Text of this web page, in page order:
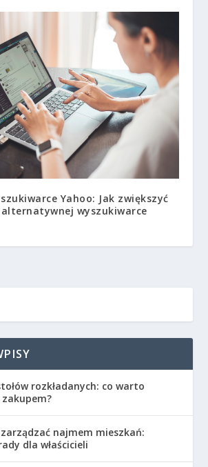
Yahoo: Jak zwiększyć
wyszukiwarce
rozkładanych: co warto
najmem mieszkań:
dla właścicieli